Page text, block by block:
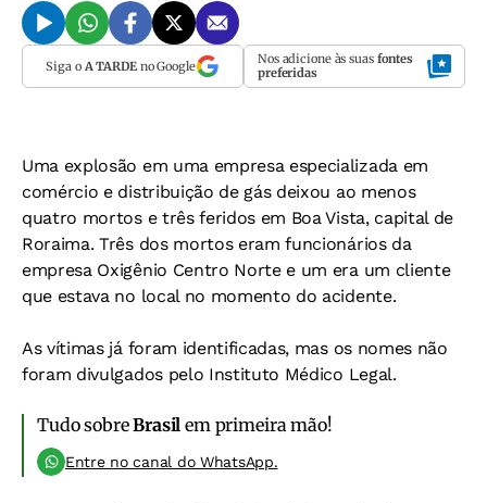
Siga o A TARDEno Google Nos adicione às suas fontes
preferidas
Uma explosão em uma empresa especializada em
comércio e distribuição de gás deixou ao menos
quatro mortos e três feridos em Boa Vista, capital de
Roraima. Três dos mortos eram funcionários da
empresa Oxigênio Centro Norte e um era um cliente
que estava no local no momento do acidente.
As vítimas já foram identificadas, mas os nomes não
foram divulgados pelo Instituto Médico Legal.
Tudo sobreBrasil em primeira mão!
Entre no canal do WhatsApp.